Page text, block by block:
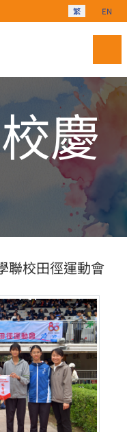
選擇你的語言
繁 EN
慶
聯校田徑運動會